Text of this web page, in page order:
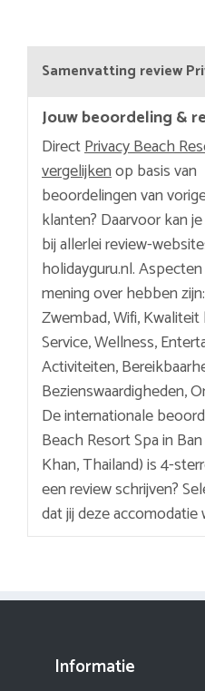
Samenvatting review
Jouw beoordeling &
DirectPrivacy Beach
vergelijkenop basis van
beoordelingen van
klanten? Daarvoor kan
bij allerlei review-
holidayguru.nl.
mening over hebben
Zwembad, Wifi,
Service, Wellness,
Activiteiten,
Bezienswaardigheden,
De internationale
Beach Resort Spa in
Khan, Thailand) is 4-
een review schrijven?
dat jij deze accomodatie
Informatie